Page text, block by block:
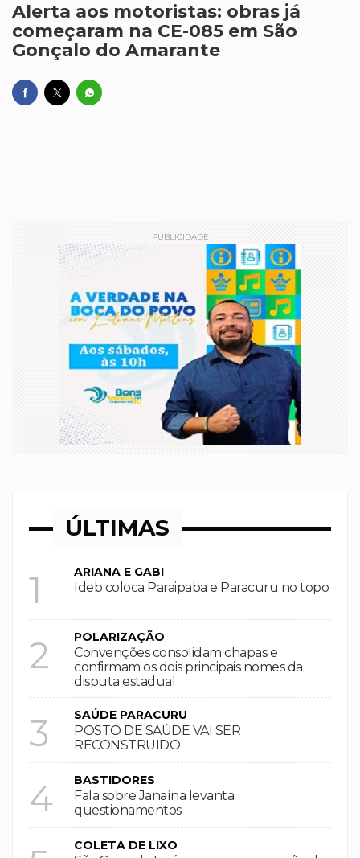
Alerta aos motoristas: obras já
começaram na CE-085 em São
Gonçalo do Amarante
PUBLICIDADE
ÚLTIMAS
1 ARIANA E GABI
Ideb coloca Paraipaba e Paracuru no topo
2 POLARIZAÇÃO
Convenções consolidam chapas e
confirmam os dois principais nomes da
disputa estadual
3 SAÚDE PARACURU
POSTO DE SAÚDE VAI SER
RECONSTRUIDO
4 BASTIDORES
Fala sobre Janaína levanta
questionamentos
COLETA DE LIXO